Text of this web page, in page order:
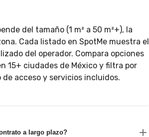
del tamaño (1 m² a 50 m²+), la
Cada listado en SpotMe muestra el
del operador. Compara opciones
15+ ciudades de México y filtra por
de acceso y servicios incluidos.
a largo plazo?